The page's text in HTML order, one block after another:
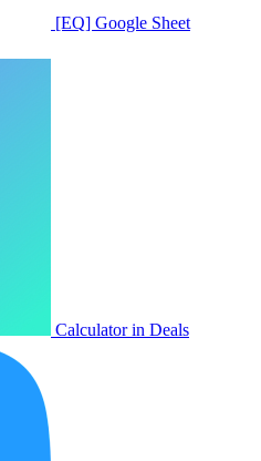
[EQ] Google Sheet
Calculator in Deals